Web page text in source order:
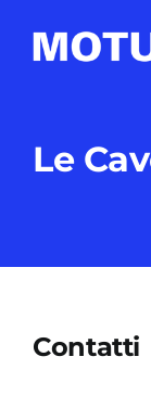
Le
Contatti